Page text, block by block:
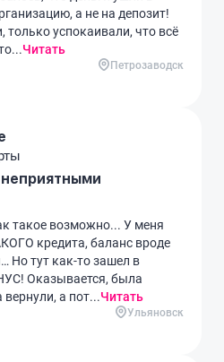
а не на депозит!
только успокаивали, что всё
Читать
Петрозаводск
неприятными
такое возможно... У меня
кредита, баланс вроде
Но тут как-то зашел в
Оказывается, была
вернули, а пот...Читать
Ульяновск